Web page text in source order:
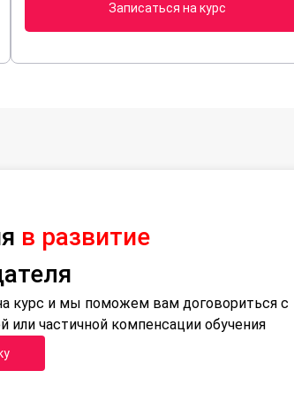
Записаться на курс
в развитие
курс и мы поможем вам договориться с
или частичной компенсации обучения